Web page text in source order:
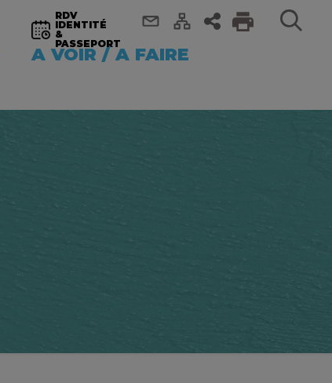
A VOIR / A FAIRE
RDV
IDENTITÉ
&
PASSEPORT